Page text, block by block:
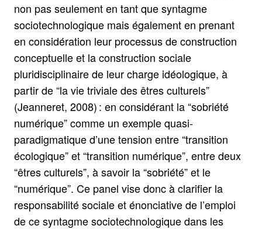
non pas seulement en tant que syntagme
sociotechnologique mais également en prenant
en considération leur processus de construction
conceptuelle et la construction sociale
pluridisciplinaire de leur charge idéologique, à
partir de “la vie triviale des êtres culturels”
(Jeanneret, 2008) : en considérant la “sobriété
numérique” comme un exemple quasi-
paradigmatique d’une tension entre “transition
écologique” et “transition numérique”, entre deux
“êtres culturels”, à savoir la “sobriété” et le
“numérique”. Ce panel vise donc à clarifier la
responsabilité sociale et énonciative de l’emploi
de ce syntagme sociotechnologique dans les